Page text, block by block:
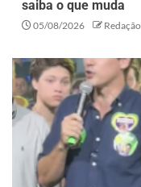
saiba o que muda
05/08/2026 Redação